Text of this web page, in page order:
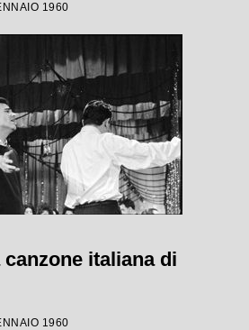
1960
italiana di
1960